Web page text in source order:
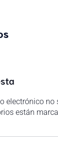
electrónico no
están